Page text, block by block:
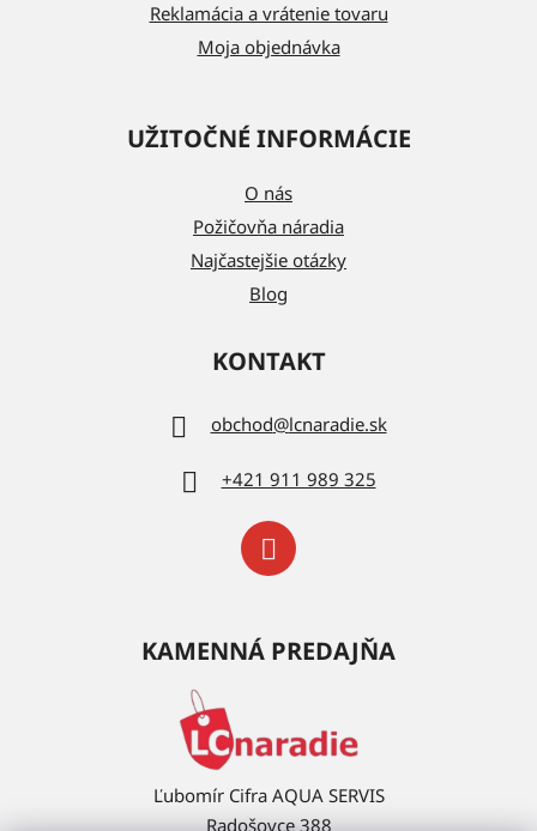
Reklamácia a vrátenie tovaru
Moja objednávka
UŽITOČNÉ INFORMÁCIE
O nás
Požičovňa náradia
Najčastejšie otázky
Blog
KONTAKT
obchod@lcnaradie.sk
+421 911 989 325
KAMENNÁ PREDAJŇA
Ľubomír Cifra AQUA SERVIS
Radošovce 388